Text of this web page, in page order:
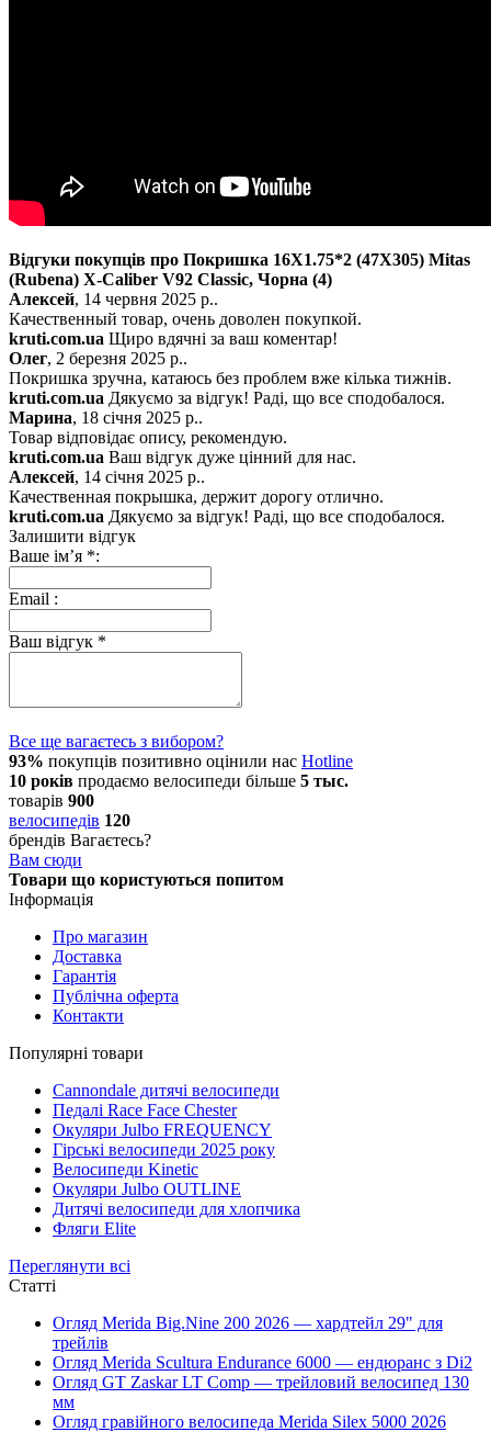
Відгуки покупців про Покришка 16X1.75*2 (47X305) Mitas
(Rubena) X-Caliber V92 Classic, Чорна (4)
Алексей, 14 червня 2025 р..
Качественный товар, очень доволен покупкой.
kruti.com.ua Щиро вдячні за ваш коментар!
Олег, 2 березня 2025 р..
Покришка зручна, катаюсь без проблем вже кілька тижнів.
kruti.com.ua Дякуємо за відгук! Раді, що все сподобалося.
Марина, 18 січня 2025 р..
Товар відповідає опису, рекомендую.
kruti.com.ua Ваш відгук дуже цінний для нас.
Алексей, 14 січня 2025 р..
Качественная покрышка, держит дорогу отлично.
kruti.com.ua Дякуємо за відгук! Раді, що все сподобалося.
Залишити відгук
Ваше ім’я *:
Email :
Ваш відгук *
Все ще вагаєтесь з вибором?
93% покупців позитивно оцінили нас Hotline
10 років продаємо велосипеди більше 5 тыс.
товарів 900
велосипедів 120
брендів Вагаєтесь?
Вам сюди
Товари що користуються попитом
Інформація
Про магазин
Доставка
Гарантія
Публічна оферта
Контакти
Популярні товари
Cannondale дитячі велосипеди
Педалі Race Face Chester
Окуляри Julbo FREQUENCY
Гірські велосипеди 2025 року
Велосипеди Kinetic
Окуляри Julbo OUTLINE
Дитячі велосипеди для хлопчика
Фляги Elite
Переглянути всі
Статті
Огляд Merida Big.Nine 200 2026 — хардтейл 29" для
трейлів
Огляд Merida Scultura Endurance 6000 — ендюранс з Di2
Огляд GT Zaskar LT Comp — трейловий велосипед 130
мм
Огляд гравійного велосипеда Merida Silex 5000 2026